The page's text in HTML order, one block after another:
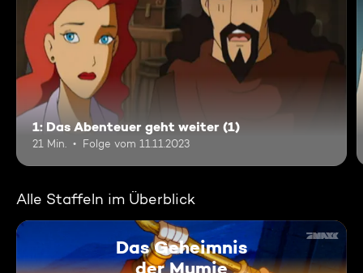
1: Das Abenteuer geht weiter (1)
21 Min. Folge vom 11.11.2023
Alle Staffeln im Überblick
Das Geheimnis
der Mumie